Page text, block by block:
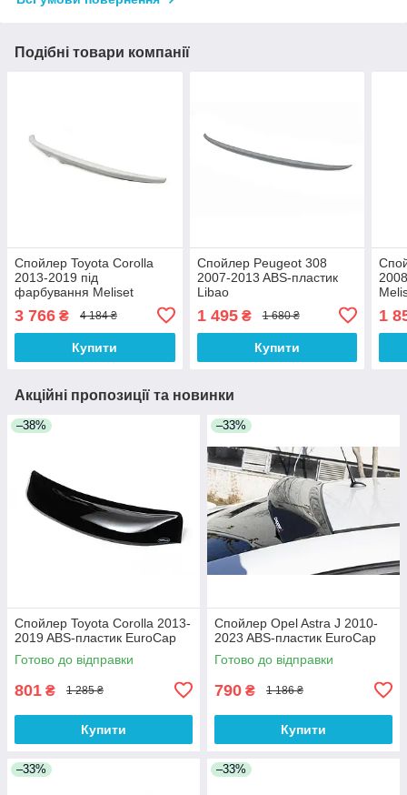
Подібні товари компанії
Спойлер Toyota Corolla
2013-2019 під
фарбування Meliset
3 766 ₴ 4 184 ₴
Купити
Спойлер Peugeot 308
2007-2013 ABS-пластик
Libao
1 495₴ 1 680 ₴
Купити
1
Акційні пропозиції та новинки
–38%
Спойлер Toyota Corolla 2013-
2019 ABS-пластик EuroCap
Готово до відправки
801 ₴ 1 285 ₴
Купити
–33%
Спойлер Opel Astra J 2010-
2023 ABS-пластик EuroCap
Готово до відправки
790 ₴ 1 186 ₴
Купити
–33% –33%